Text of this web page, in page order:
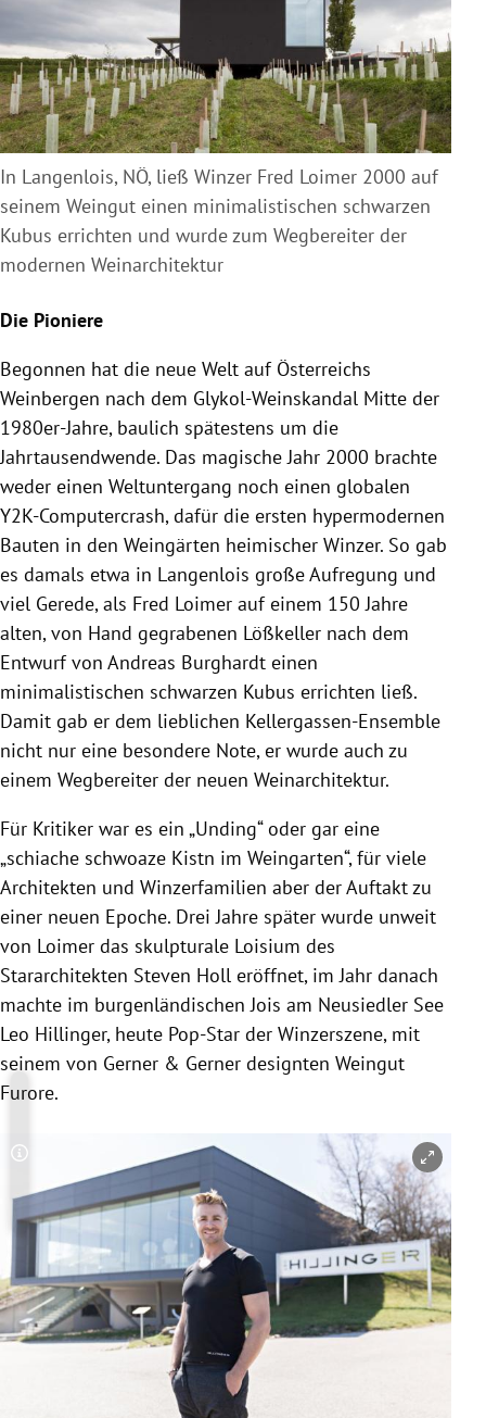
In Langenlois, NÖ, ließ Winzer Fred Loimer 2000 auf
seinem Weingut einen minimalistischen schwarzen
Kubus errichten und wurde zum Wegbereiter der
modernen Weinarchitektur
Die Pioniere
Begonnen hat die neue Welt auf Österreichs
Weinbergen nach dem Glykol-Weinskandal Mitte der
1980er-Jahre, baulich spätestens um die
Jahrtausendwende. Das magische Jahr 2000 brachte
weder einen Weltuntergang noch einen globalen
Y2K-Computercrash, dafür die ersten hypermodernen
Bauten in den Weingärten heimischer Winzer. So gab
es damals etwa in Langenlois große Aufregung und
viel Gerede, als Fred Loimer auf einem 150 Jahre
alten, von Hand gegrabenen Lößkeller nach dem
Entwurf von Andreas Burghardt einen
minimalistischen schwarzen Kubus errichten ließ.
Damit gab er dem lieblichen Kellergassen-Ensemble
nicht nur eine besondere Note, er wurde auch zu
einem Wegbereiter der neuen Weinarchitektur.
Für Kritiker war es ein „Unding“ oder gar eine
„schiache schwoaze Kistn im Weingarten“, für viele
Architekten und Winzerfamilien aber der Auftakt zu
einer neuen Epoche. Drei Jahre später wurde unweit
von Loimer das skulpturale Loisium des
Stararchitekten Steven Holl eröffnet, im Jahr danach
machte im burgenländischen Jois am Neusiedler See
Leo Hillinger, heute Pop-Star der Winzerszene, mit
seinem von Gerner & Gerner designten Weingut
Furore.
Copyright-Hinweis öffnen/schließen